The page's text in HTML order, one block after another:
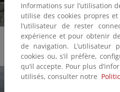
Reparaciones varias
(Terminada, 2017)
Informations sur l’utilisation
utilise des cookies propres
l’utilisateur de rester
expérience et pour obtenir
de navigation. L’utilisateur
cookies ou, s’il préfère,
qu’il accepte. Pour plus
utilisés, consulter notre